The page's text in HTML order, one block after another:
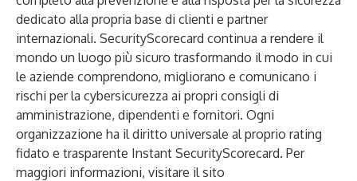
dedicato alla propria base di clienti e partner
internazionali. SecurityScorecard continua a rendere il
mondo un luogo più sicuro trasformando il modo in cui
le aziende comprendono, migliorano e comunicano i
rischi per la cybersicurezza ai propri consigli di
amministrazione, dipendenti e fornitori. Ogni
organizzazione ha il diritto universale al proprio rating
fidato e trasparente Instant SecurityScorecard. Per
maggiori informazioni, visitare il sito